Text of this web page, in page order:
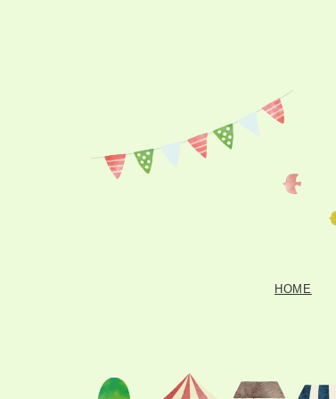
HOME